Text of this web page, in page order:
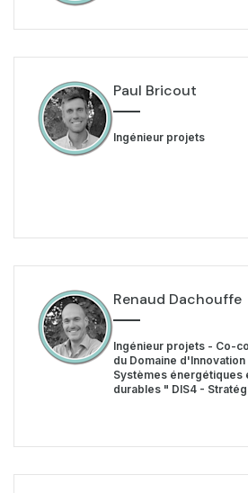
Paul Bricout
Ingénieur projets
Renaud Dachouffe
Ingénieur projets - Co-
du Domaine
Systèmes énergétiques
durables " DIS4 -